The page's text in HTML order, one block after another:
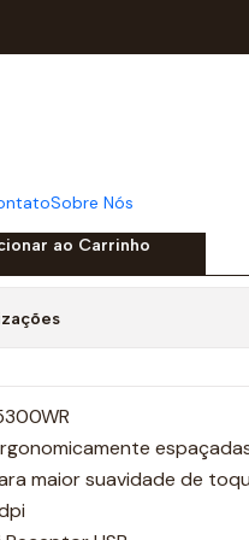
Sobre Nós
+ RATO,USB
ao Carrinho
maior suavidade de